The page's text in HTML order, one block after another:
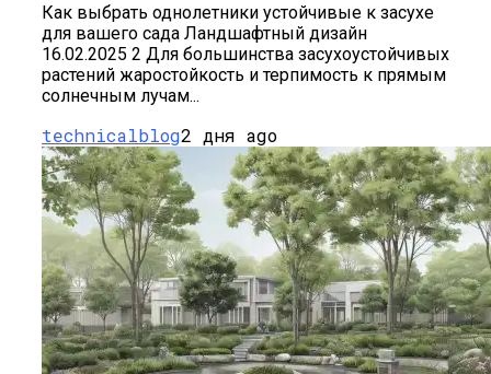
Как выбрать однолетники устойчивые к засухе
для вашего сада Ландшафтный дизайн
16.02.2025 2 Для большинства засухоустойчивых
растений жаростойкость и терпимость к прямым
солнечным лучам...
technicalblog2 дня ago